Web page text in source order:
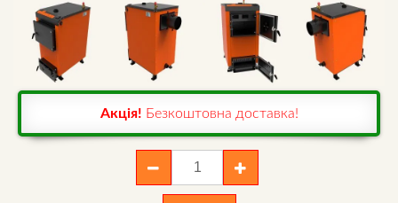
Економічна витрата палива.
Чесна вага 130 кг.
Офіційна гарантія.
Акція! Безкоштовна доставка!